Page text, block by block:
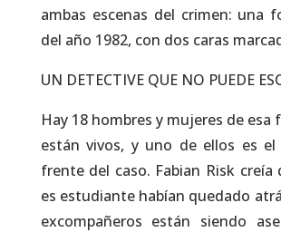
ambas escenas del crimen: una
del año 1982, con dos caras
UN DETECTIVE QUE NO PUEDE
Hay 18 hombres y mujeres de esa
están vivos, y uno de ellos es
frente del caso. Fabian Risk creía
es estudiante habían quedado
excompañeros están siendo